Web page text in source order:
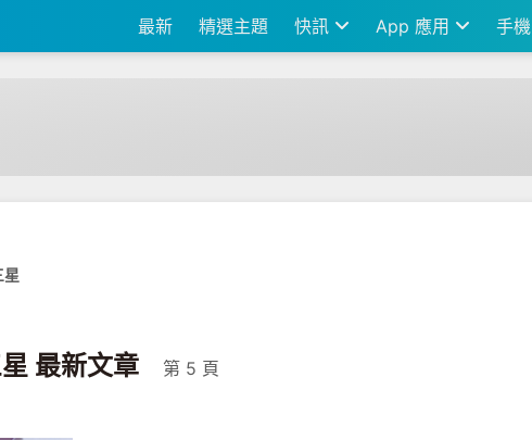
最新 精選主題 快訊 App 應用 手機
最新文章 第 5 頁